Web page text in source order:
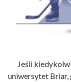
Jeśli
uniwersytet Briar,